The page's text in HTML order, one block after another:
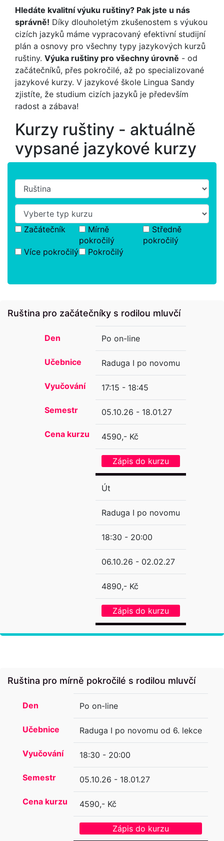
Hledáte kvalitní výuku ruštiny? Pak jste u nás
správně! Díky dlouholetým zkušenostem s výukou
cizích jazyků máme vypracovaný efektivní studijní
plán a osnovy pro všechny typy jazykových kurzů
ruštiny. Výuka ruštiny pro všechny úrovně - od
začátečníků, přes pokročilé, až po specializované
jazykové kurzy. V jazykové škole Lingua Sandy
zjistíte, že studium cizích jazyků je především
radost a zábava!
Kurzy ruštiny - aktuálně
vypsané jazykové kurzy
Začátečník
Mírně
pokročilý
Středně
pokročilý
Více pokročilý
Pokročilý
Ruština pro začátečníky s rodilou mluvčí
Den
Učebnice
Vyučování
Semestr
Cena kurzu
Po on-line
Raduga I po novomu
17:15 - 18:45
05.10.26 - 18.01.27
4590,- Kč
Zápis do kurzu
Út
Raduga I po novomu
18:30 - 20:00
06.10.26 - 02.02.27
4890,- Kč
Zápis do kurzu
Ruština pro mírně pokročilé s rodilou mluvčí
Den
Učebnice
Vyučování
Semestr
Cena kurzu
Po on-line
Raduga I po novomu od 6. lekce
18:30 - 20:00
05.10.26 - 18.01.27
4590,- Kč
Zápis do kurzu